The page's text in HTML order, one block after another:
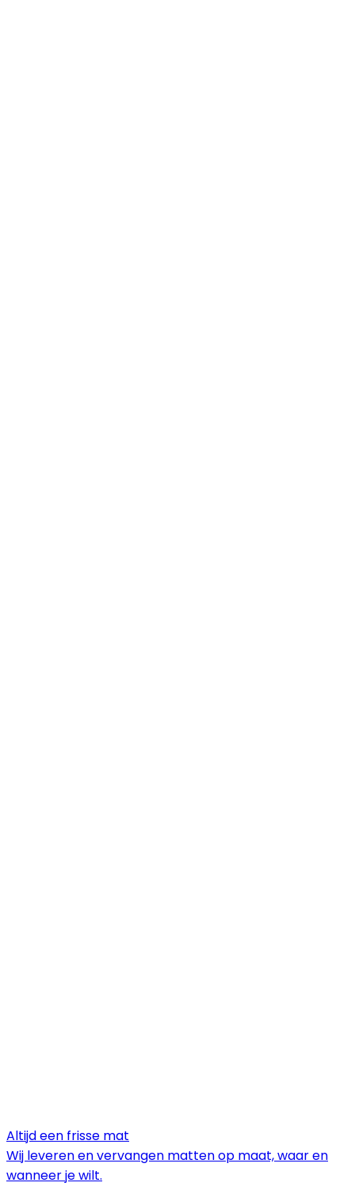
Altijd een frisse mat
Wij leveren en vervangen matten op maat, waar en
wanneer je wilt.